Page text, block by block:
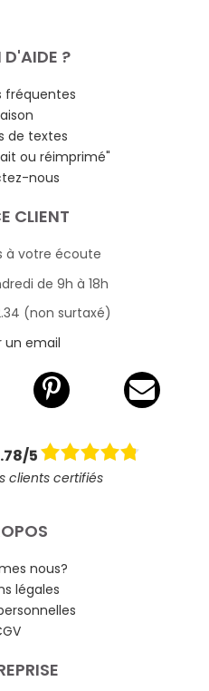
D'AIDE ?
fréquentes
de textes
ou réimprimé"
nous
CLIENT
à votre écoute
de 9h à 18h
(non surtaxé)
un email
5
clients certifiés
nous?
légales